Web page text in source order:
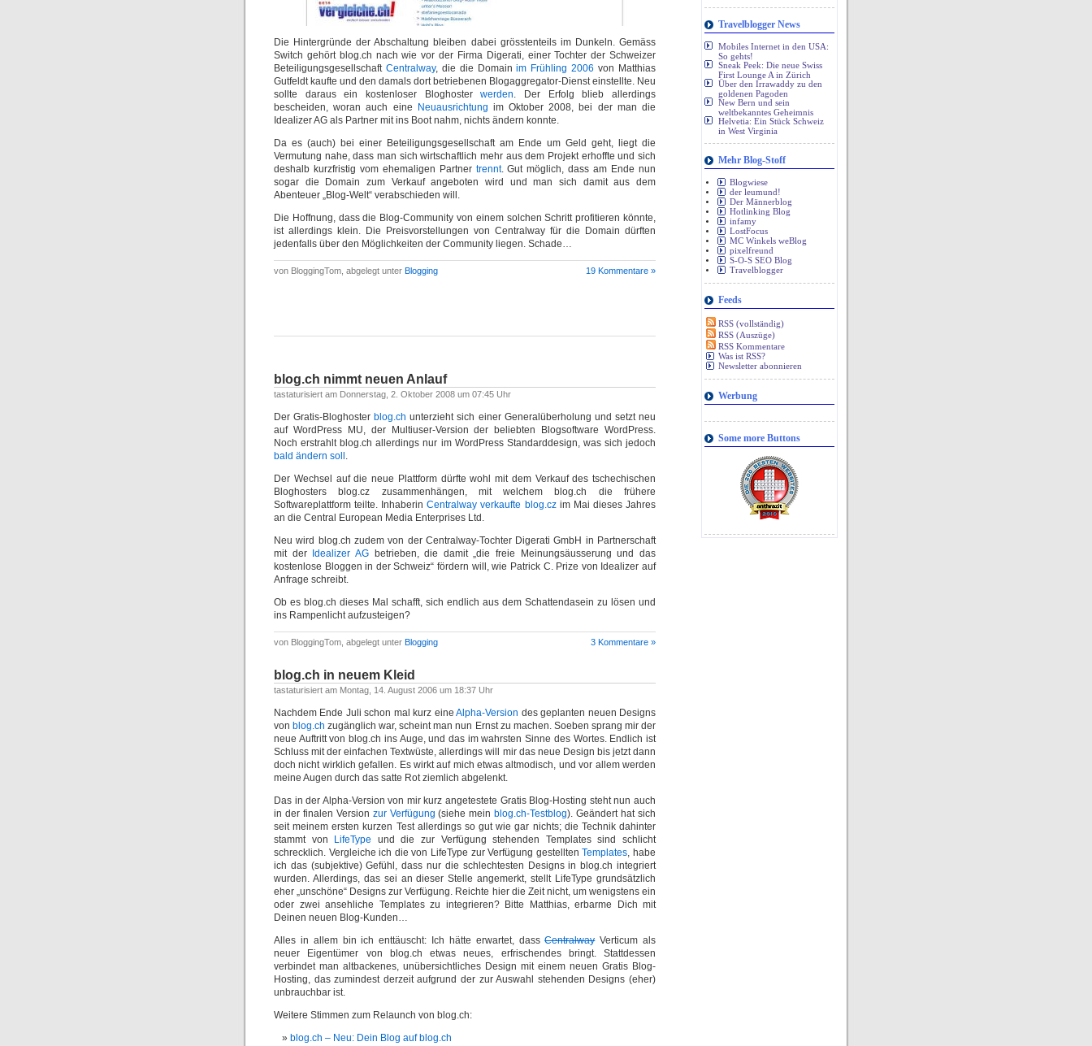
Die Hintergründe der Abschaltung bleiben dabei grösstenteils im Dunkeln. Gemäss
Switch gehört blog.ch nach wie vor der Firma Digerati, einer Tochter der Schweizer
Beteiligungsgesellschaft Centralway, die die Domainim Frühling 2006 von Matthias
Gutfeldt kaufte und den damals dort betriebenen Blogaggregator-Dienst einstellte. Neu
sollte daraus ein kostenloser Bloghosterwerden. Der Erfolg blieb allerdings
bescheiden, woran auch eine
Neuausrichtung im Oktober 2008, bei der man die
Idealizer AG als Partner mit ins Boot nahm, nichts ändern konnte.
Da es (auch) bei einer Beteiligungsgesellschaft am Ende um Geld geht, liegt die
Vermutung nahe, dass man sich wirtschaftlich mehr aus dem Projekt erhoffte und sich
deshalb kurzfristig vom ehemaligen Partner trennt. Gut möglich, dass am Ende nun
sogar die Domain zum Verkauf angeboten wird und man sich damit aus dem
Abenteuer „Blog-Welt“ verabschieden will.
Die Hoffnung, dass die Blog-Community von einem solchen Schritt profitieren könnte,
ist allerdings klein. Die Preisvorstellungen von Centralway für die Domain dürften
jedenfalls über den Möglichkeiten der Community liegen. Schade…
von BloggingTom, abgelegt unter Blogging 19 Kommentare »
blog.ch nimmt neuen Anlauf
tastaturisiert am Donnerstag, 2. Oktober 2008 um 07:45 Uhr
Der Gratis-Bloghoster blog.ch unterzieht sich einer Generalüberholung und setzt neu
auf WordPress MU, der Multiuser-Version der beliebten Blogsoftware WordPress.
Noch erstrahlt blog.ch allerdings nur im WordPress Standarddesign, was sich jedoch
bald ändern soll .
Der Wechsel auf die neue Plattform dürfte wohl mit dem Verkauf des tschechischen
Bloghosters blog.cz zusammenhängen, mit welchem blog.ch die frühere
Softwareplattform teilte. InhaberinCentralway verkaufte blog.czim Mai dieses Jahres
an die Central European Media Enterprises Ltd.
Neu wird blog.ch zudem von der Centralway-Tochter Digerati GmbH in Partnerschaft
mit der
Idealizer AGbetrieben, die damit „die freie Meinungsäusserung und das
kostenlose Bloggen in der Schweiz“ fördern will, wie Patrick C. Prize von Idealizer auf
Anfrage schreibt.
Ob es blog.ch dieses Mal schafft, sich endlich aus dem Schattendasein zu lösen und
ins Rampenlicht aufzusteigen?
von BloggingTom, abgelegt unter Blogging 3 Kommentare »
blog.ch in neuem Kleid
tastaturisiert am Montag, 14. August 2006 um 18:37 Uhr
Nachdem Ende Juli schon mal kurz eineAlpha-Version des geplanten neuen Designs
von blog.ch zugänglich war, scheint man nun Ernst zu machen. Soeben sprang mir der
neue Auftritt von blog.ch ins Auge, und das im wahrsten Sinne des Wortes. Endlich ist
Schluss mit der einfachen Textwüste, allerdings will mir das neue Design bis jetzt dann
doch nicht wirklich gefallen. Es wirkt auf mich etwas altmodisch, und vor allem werden
meine Augen durch das satte Rot ziemlich abgelenkt.
Das in der Alpha-Version von mir kurz angetestete Gratis Blog-Hosting steht nun auch
in der finalen Version zur Verfügung (siehe mein blog.ch-Testblog). Geändert hat sich
seit meinem ersten kurzen Test allerdings so gut wie gar nichts; die Technik dahinter
stammt von
LifeType und die zur Verfügung stehenden Templates sind schlicht
schrecklich. Vergleiche ich die von LifeType zur Verfügung gestelltenTemplates, habe
ich das (subjektive) Gefühl, dass nur die schlechtesten Designs in blog.ch integriert
wurden. Allerdings, das sei an dieser Stelle angemerkt, stellt LifeType grundsätzlich
eher „unschöne“ Designs zur Verfügung. Reichte hier die Zeit nicht, um wenigstens ein
oder zwei ansehliche Templates zu integrieren? Bitte Matthias, erbarme Dich mit
Deinen neuen Blog-Kunden…
Alles in allem bin ich enttäuscht: Ich hätte erwartet, dassCentralwayVerticum als
neuer Eigentümer von blog.ch etwas neues, erfrischendes bringt. Stattdessen
verbindet man altbackenes, unübersichtliches Design mit einem neuen Gratis Blog-
Hosting, das zumindest derzeit aufgrund der zur Auswahl stehenden Designs (eher)
unbrauchbar ist.
Weitere Stimmen zum Relaunch von blog.ch:
blog.ch – Neu: Dein Blog auf blog.ch
Travelblogger News
Mobiles Internet in den USA:
So gehts!
Sneak Peek: Die neue Swiss
First Lounge A in Zürich
Über den Irrawaddy zu den
goldenen Pagoden
New Bern und sein
weltbekanntes Geheimnis
Helvetia: Ein Stück Schweiz
in West Virginia
Mehr Blog-Stoff
Blogwiese
der leumund!
Der Männerblog
Hotlinking Blog
infamy
LostFocus
MC Winkels weBlog
pixelfreund
S-O-S SEO Blog
Travelblogger
Feeds
RSS (vollständig)
RSS (Auszüge)
RSS Kommentare
Was ist RSS?
Newsletter abonnieren
Werbung
Some more Buttons